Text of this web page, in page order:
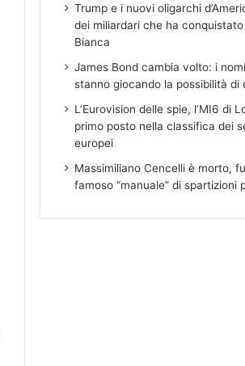
Trump e i nuovi oligarchi
dei miliardari che ha conquistato
Bianca
James Bond cambia volto: i
stanno giocando la possibilità di
L’Eurovision delle spie, l’MI6 di
primo posto nella classifica dei
europei
Massimiliano Cencelli è morto,
famoso “manuale” di spartizioni